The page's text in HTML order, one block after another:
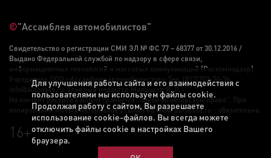
©"Ассамблея автомобилистов"
Свидетельство о регистрации СМИ ЭЛ № ФС 77 – 68377 от 30.12.2016 /
Выдано Федеральной службой по надзору в сфере связи,
информационных технологий и массовых коммуникаций (Роскомнадзор)
Учредитель ООО «Ассамблея автомобилистов» Тел. (812)703-36-36,
info@autoassa.ru, Главный редактор Малышев Я. Л.
На контент ресурса распространяется "Закон об авторском праве". При
копировании любых материалов ссылка на www.autoassa.ru - обязательна.
16+
Для улучшения работы сайта и его взаимодействия с
пользователями мы используем файлы cookie.
Продолжая работу с сайтом, Вы разрешаете
использование cookie-файлов. Вы всегда можете
отключить файлы cookie в настройках Вашего
браузера.